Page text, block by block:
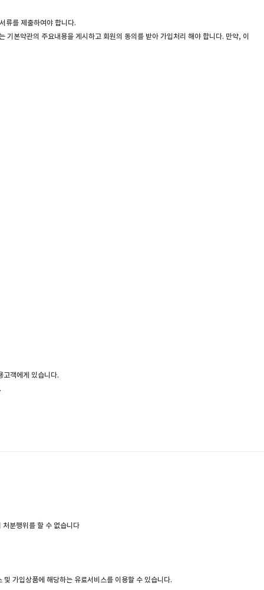
류를 제출하여야 합니다.
본약관의 주요내용을 게시하고 회원의 동의를 받아 가입처리 해야 합니다. 만약, 이
고객에게 있습니다.
분행위를 할 수 없습니다
가입상품에 해당하는 유료서비스를 이용할 수 있습니다.